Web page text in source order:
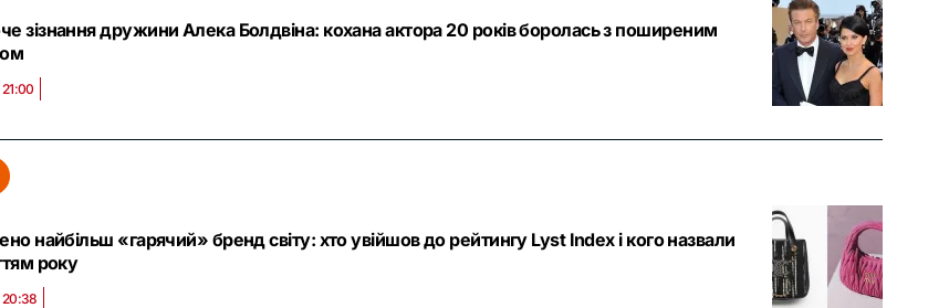
зізнання дружини Алека Болдвіна: кохана актора 20 років боролась з поширеним
найбільш «гарячий» бренд світу: хто увійшов до рейтингу Lyst Index і кого назвали
року
20:38